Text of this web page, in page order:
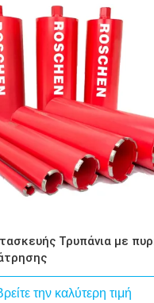
Τρυπάνια με
την καλύτερη τιμή